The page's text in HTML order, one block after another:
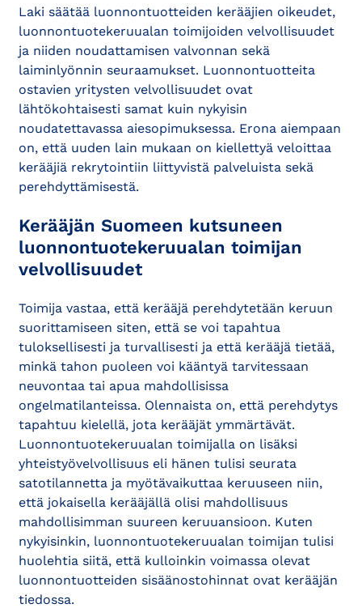
Laki säätää luonnontuotteiden kerääjien oikeudet,
luonnontuotekeruualan toimijoiden velvollisuudet
ja niiden noudattamisen valvonnan sekä
laiminlyönnin seuraamukset. Luonnontuotteita
ostavien yritysten velvollisuudet ovat
lähtökohtaisesti samat kuin nykyisin
noudatettavassa aiesopimuksessa. Erona aiempaan
on, että uuden lain mukaan on kiellettyä veloittaa
kerääjiä rekrytointiin liittyvistä palveluista sekä
perehdyttämisestä.
Kerääjän Suomeen kutsuneen
luonnontuotekeruualan toimijan
velvollisuudet
Toimija vastaa, että kerääjä perehdytetään keruun
suorittamiseen siten, että se voi tapahtua
tuloksellisesti ja turvallisesti ja että kerääjä tietää,
minkä tahon puoleen voi kääntyä tarvitessaan
neuvontaa tai apua mahdollisissa
ongelmatilanteissa. Olennaista on, että perehdytys
tapahtuu kielellä, jota kerääjät ymmärtävät.
Luonnontuotekeruualan toimijalla on lisäksi
yhteistyövelvollisuus eli hänen tulisi seurata
satotilannetta ja myötävaikuttaa keruuseen niin,
että jokaisella kerääjällä olisi mahdollisuus
mahdollisimman suureen keruuansioon. Kuten
nykyisinkin, luonnontuotekeruualan toimijan tulisi
huolehtia siitä, että kulloinkin voimassa olevat
luonnontuotteiden sisäänostohinnat ovat kerääjän
tiedossa.